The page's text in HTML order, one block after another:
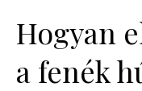
Hogyan
a fenék